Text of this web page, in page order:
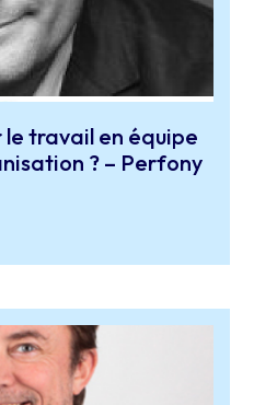
travail en équipe
? – Perfony